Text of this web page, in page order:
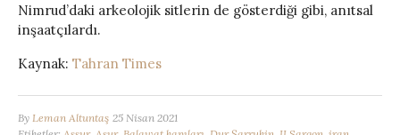
Nimrud’daki arkeolojik sitlerin de gösterdiği gibi, anıtsal
inşaatçılardı.
Kaynak: Tahran Times
By Leman Altuntaş 25 Nisan 2021